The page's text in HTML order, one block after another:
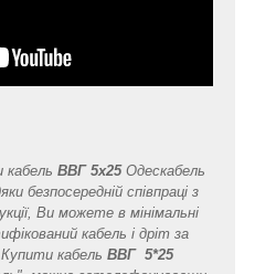
кабель ВВГ 5x25 Одескабель
безпосередній співпраці з
Ви можете в мінімальні
кабель і дріт за
кабель ВВГ 5*25